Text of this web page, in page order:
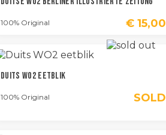
100% Original € 15,00
Duits WO2 Eetblik
100% Original SOLD